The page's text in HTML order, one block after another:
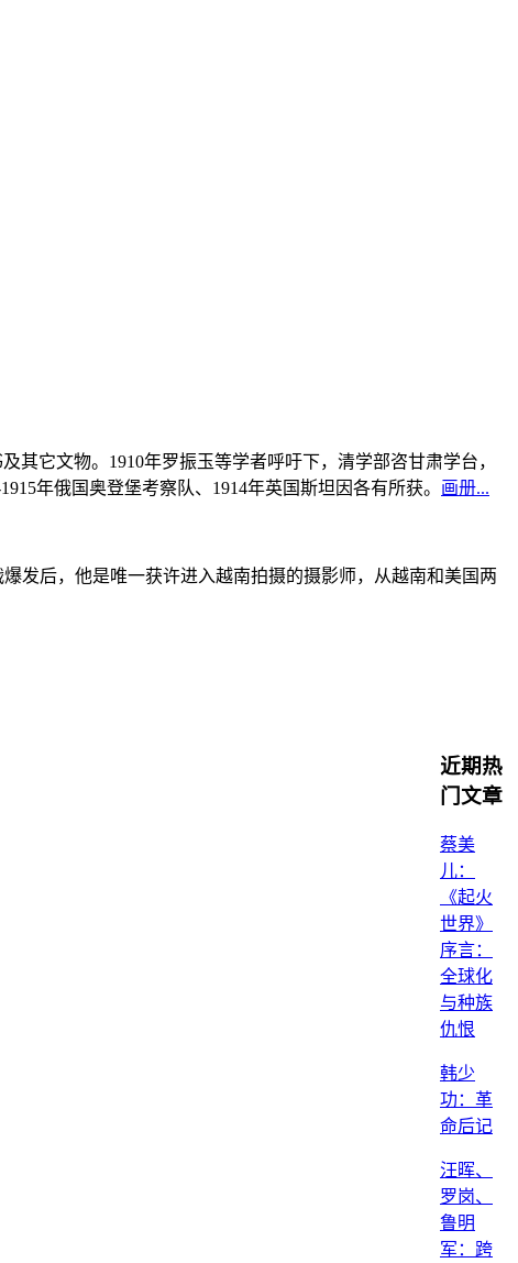
其它文物。1910年罗振玉等学者呼吁下，清学部咨甘肃学台，
年俄国奥登堡考察队、1914年英国斯坦因各有所获。 画册...
发后，他是唯一获许进入越南拍摄的摄影师，从越南和美国两
近期热
门文章
蔡美
儿：
《起火
世界》
序言：
全球化
与种族
仇恨
韩少
功：革
命后记
汪晖、
罗岗、
鲁明
军：跨